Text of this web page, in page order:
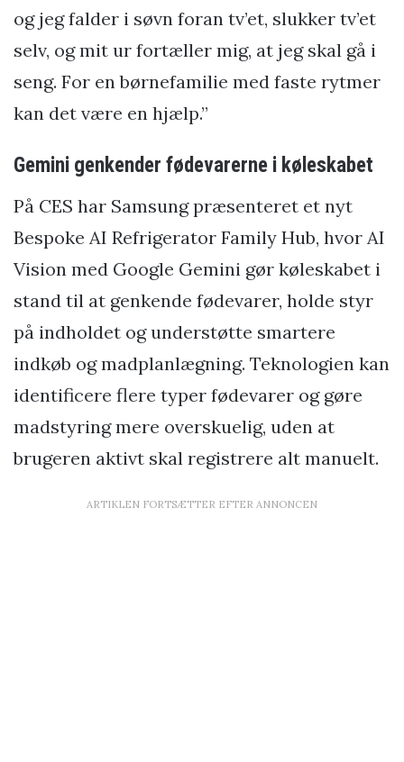
og jeg falder i søvn foran tv’et, slukker tv’et
selv, og mit ur fortæller mig, at jeg skal gå i
seng. For en børnefamilie med faste rytmer
kan det være en hjælp.”
Gemini genkender fødevarerne i køleskabet
På CES har Samsung præsenteret et nyt
Bespoke AI Refrigerator Family Hub, hvor AI
Vision med Google Gemini gør køleskabet i
stand til at genkende fødevarer, holde styr
på indholdet og understøtte smartere
indkøb og madplanlægning. Teknologien kan
identificere flere typer fødevarer og gøre
madstyring mere overskuelig, uden at
brugeren aktivt skal registrere alt manuelt.
ARTIKLEN FORTSÆTTER EFTER ANNONCEN